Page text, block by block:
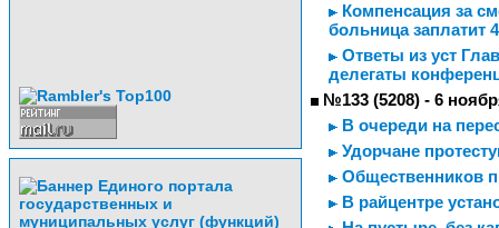
Компенсация за
больница заплатит
Ответы из уст
делегаты
№133 (5208) - 6
В очереди на
Удорчане
Общественников
В райцентре